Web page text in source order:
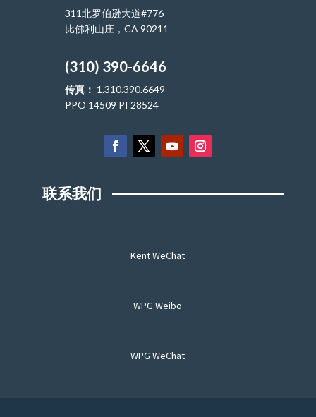
311北罗伯逊大道#776
比佛利山庄，CA 90211
(310) 390-6646
传真： 1.310.390.6649
PPO 14509 PI 28524
联系我们
Kent WeChat
WPG Weibo
WPG WeChat